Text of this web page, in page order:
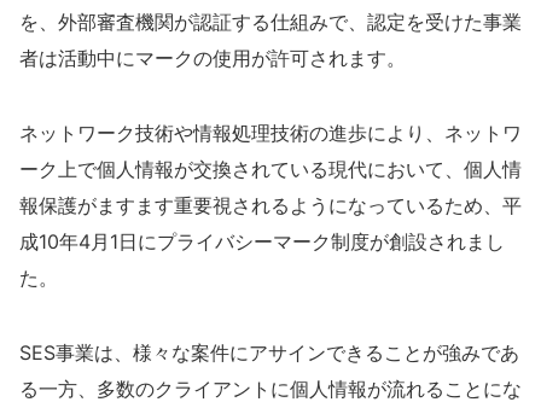
を、外部審査機関が認証する仕組みで、認定を受けた事業
者は活動中にマークの使用が許可されます。
ネットワーク技術や情報処理技術の進歩により、ネットワ
ーク上で個人情報が交換されている現代において、個人情
報保護がますます重要視されるようになっているため、 平
成10年4月1日にプライバシーマーク制度が創設されまし
た。
SES事業は、様々な案件にアサインできることが強みであ
る一方、多数のクライアントに個人情報が流れることにな